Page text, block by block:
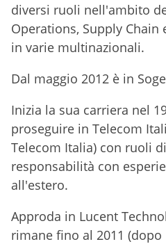
diversi ruoli nell'ambito
Operations, Supply Chain
in varie multinazionali.
Dal maggio 2012 è in
Inizia la sua carriera nel
proseguire in Telecom
Telecom Italia) con ruoli
responsabilità con
all'estero.
Approda in Lucent
rimane fino al 2011